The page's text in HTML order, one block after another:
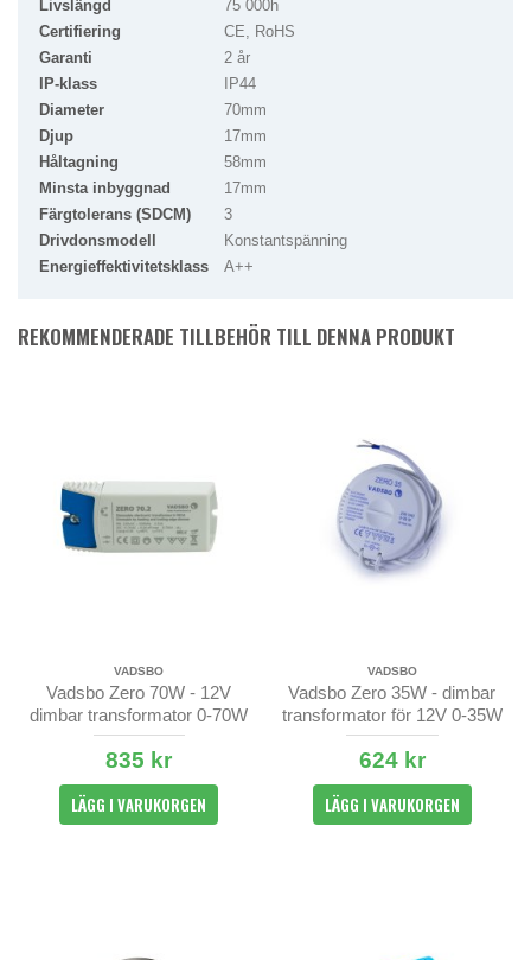
Livslängd
75 000h
Certifiering
CE, RoHS
Garanti
2 år
IP-klass
IP44
Diameter
70mm
Djup
17mm
Håltagning
58mm
Minsta inbyggnad
17mm
Färgtolerans (SDCM)
3
Drivdonsmodell
Konstantspänning
Energieffektivitetsklass
A++
REKOMMENDERADE TILLBEHÖR TILL DENNA PRODUKT
VADSBO
Vadsbo Zero 70W - 12V
dimbar transformator 0-70W
835 kr
LÄGG I VARUKORGEN
VADSBO
Vadsbo Zero 35W - dimbar
transformator för 12V 0-35W
624 kr
LÄGG I VARUKORGEN